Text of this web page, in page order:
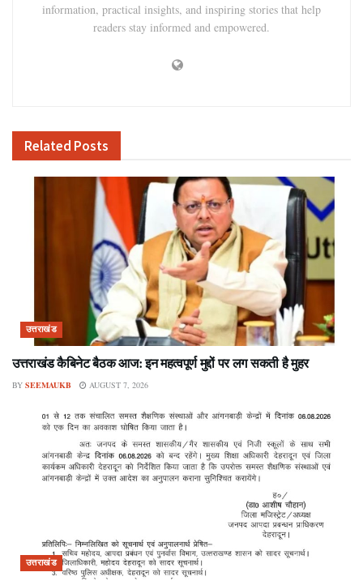
information, practical insights, and inspiring stories that help
readers stay informed and empowered.
Related Posts
उत्तराखंड
उत्तराखंड कैबिनेट बैठक आज: इन महत्वपूर्ण मुद्दों पर लग सकती है मुहर
BY SEEMAUKB AUGUST 7, 2026
उत्तराखंड